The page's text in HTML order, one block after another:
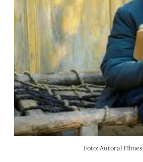
Foto: Autoral FIlmes